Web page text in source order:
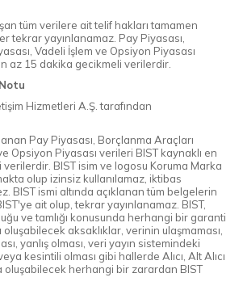
tüm verilere ait telif hakları tamamen
tekrar yayınlanamaz. Pay Piyasası,
Vadeli İşlem ve Opsiyon Piyasası
az 15 dakika gecikmeli verilerdir.
Hizmetleri A.Ş. tarafından
Pay Piyasası, Borçlanma Araçları
Opsiyon Piyasası verileri BIST kaynaklı en
BIST isim ve logosu Koruma Marka
olup izinsiz kullanılamaz, iktibas
BIST ismi altında açıklanan tüm belgelerin
ait olup, tekrar yayınlanamaz. BIST,
ve tamlığı konusunda herhangi bir garanti
oluşabilecek aksaklıklar, verinin ulaşmaması,
yanlış olması, veri yayın sistemindeki
kesintili olması gibi hallerde Alıcı, Alt Alıcı
oluşabilecek herhangi bir zarardan BIST